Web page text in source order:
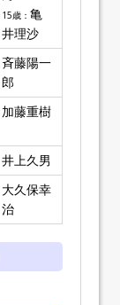
15歳： 亀
井理沙
斉藤陽一
郎
加藤重樹
井上久男
大久保幸
治